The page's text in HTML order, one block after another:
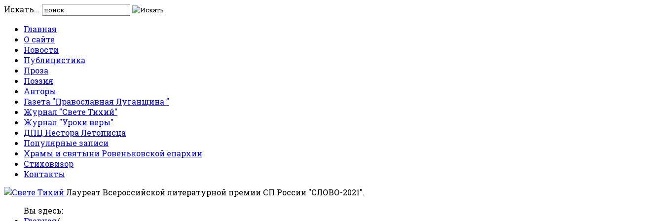
Искать...
Главная
О сайте
Новости
Публицистика
Проза
Поэзия
Авторы
Газета "Православная Луганщина "
Журнал "Свете Тихий"
Журнал "Уроки веры"
ДПЦ Нестора Летописца
Популярные записи
Храмы и святыни Ровеньковской епархии
Стиховизор
Контакты
Лауреат Всероссийской литературной премии СП России "СЛОВО-2021".
Вы здесь: